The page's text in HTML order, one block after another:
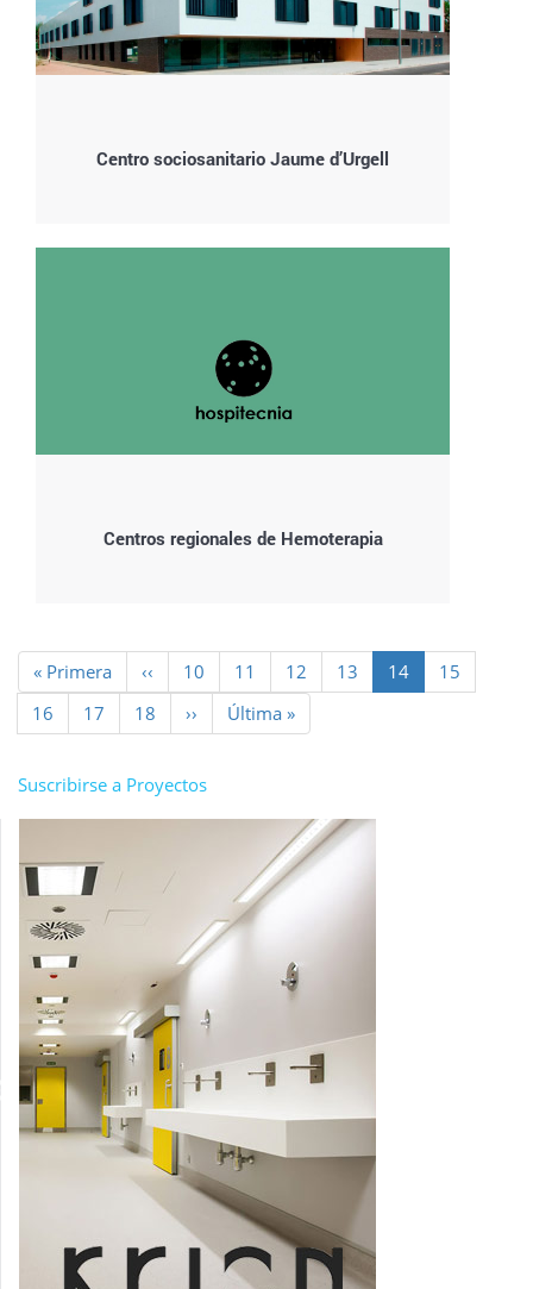
Centro sociosanitario Jaume d’Urgell
Centros regionales de Hemoterapia
Paginación
Primera
página
« Primera
Página
anterior
‹‹ Page
10 Page
11 Page
12 Page
13
Página
actual
14 Page
15
Page
16 Page
17 Page
18
Siguiente
página
››
Última
página
Última »
Suscribirse a Proyectos